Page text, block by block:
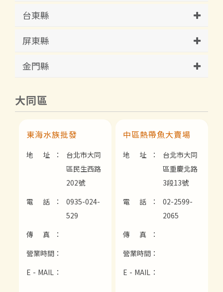
台東縣
屏東縣
金門縣
大同區
東海水族批發
地 址：
台北市大同
區民生西路
202號
電 話：
0935-024-
529
傳 真：
營業時間：
E - MAIL：
中區熱帶魚大賣場
地 址：
台北市大同
區重慶北路
3段13號
電 話：
02-2599-
2065
傳 真：
營業時間：
E - MAIL：